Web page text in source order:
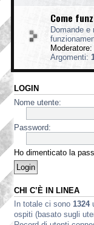
Come
Domande
Moderatore:
Argomenti:
LOGIN
Nome utente:
Password:
Ho dimenticato la
CHI C’È IN LINEA
In totale ci sono 1324
ospiti (basato sugli